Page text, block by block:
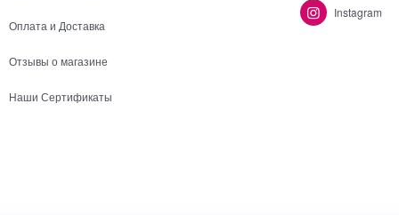
Оплата и Доставка
Отзывы о магазине
Наши Сертификаты
Instagram